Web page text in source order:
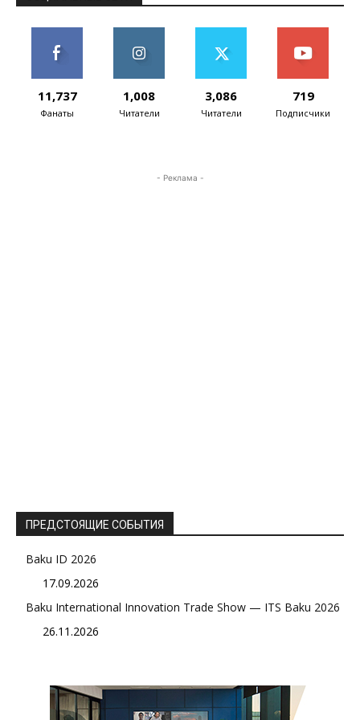
11,737
Фанаты
1,008
Читатели
3,086
Читатели
719
Подписчики
- Реклама -
ПРЕДСТОЯЩИЕ СОБЫТИЯ
Baku ID 2026
17.09.2026
Baku International Innovation Trade Show — ITS Baku 2026
26.11.2026